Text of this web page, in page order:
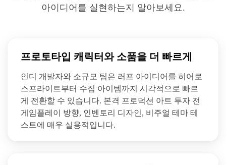
아이디어를 실현하는지 알아보세요.
프로토타입 캐릭터와 소품을 더 빠르게
인디 개발자와 소규모 팀은 러프 아이디어를 히어로
스프라이트부터 수집 아이템까지 시각적으로 빠르
게 전환할 수 있습니다. 본격 프로덕션 아트 투자 전
게임플레이 방향, 인벤토리 디자인, 비주얼 테마 테
스트에 매우 실용적입니다.